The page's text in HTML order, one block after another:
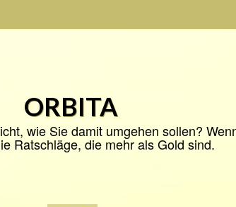
ORBITA
wie Sie damit umgehen sollen?
Ratschläge, die mehr als Gold sind.